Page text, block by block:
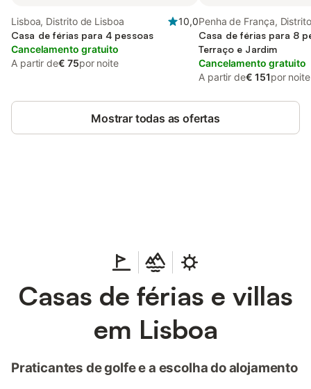
Lisboa, Distrito de Lisboa
10,0
Casa de férias para 4 pessoas
Cancelamento gratuito
A partir de€ 75por noite
Penha de França,
Lisboa
Casa de férias para 8
Terraço e Jardim
Cancelamento gratuito
A partir de€ 151por noite
Mostrar todas as ofertas
Casas de férias e villas
em Lisboa
Praticantes de golfe e a escolha do alojamento